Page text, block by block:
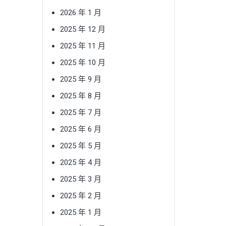
2026 年 1 月
2025 年 12 月
2025 年 11 月
2025 年 10 月
2025 年 9 月
2025 年 8 月
2025 年 7 月
2025 年 6 月
2025 年 5 月
2025 年 4 月
2025 年 3 月
2025 年 2 月
2025 年 1 月